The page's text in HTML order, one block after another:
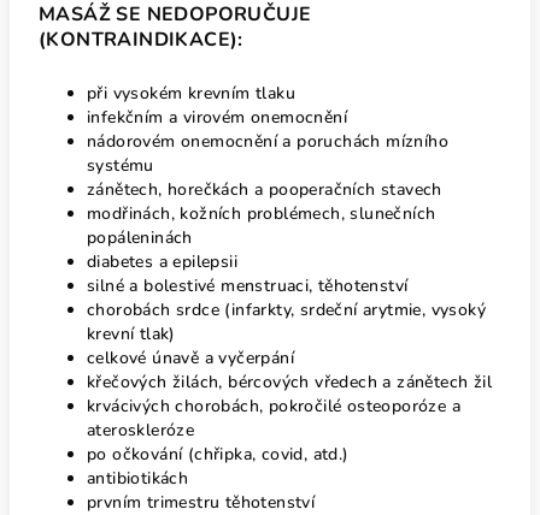
MASÁŽ SE NEDOPORUČUJE
(KONTRAINDIKACE):
při vysokém krevním tlaku
infekčním a virovém onemocnění
nádorovém onemocnění a poruchách mízního
systému
zánětech, horečkách a pooperačních stavech
modřinách, kožních problémech, slunečních
popáleninách
diabetes a epilepsii
silné a bolestivé menstruaci, těhotenství
chorobách srdce (infarkty, srdeční arytmie, vysoký
krevní tlak)
celkové únavě a vyčerpání
křečových žilách, bércových vředech a zánětech žil
krvácivých chorobách, pokročilé osteoporóze a
ateroskleróze
po očkování (chřipka, covid, atd.)
antibiotikách
prvním trimestru těhotenství